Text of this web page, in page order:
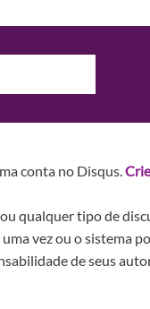
conta no Disqus.
qualquer tipo de
vez ou o sistema
de seus